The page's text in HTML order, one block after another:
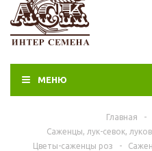
МЕНЮ
Главная -
Саженцы, лук-севок,
Цветы-саженцы роз
-